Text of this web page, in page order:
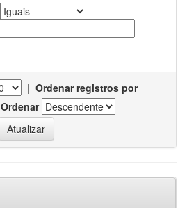
| Ordenar registros por
Ordenar